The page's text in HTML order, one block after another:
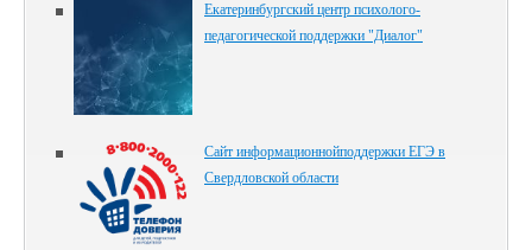
Екатеринбургский центр психолого-
педагогической поддержки "Диалог"
Сайт информационнойподдержки ЕГЭ в
Свердловской области